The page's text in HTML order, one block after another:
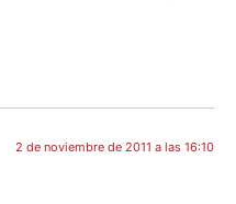
2 de noviembre de 2011 a las 16:10